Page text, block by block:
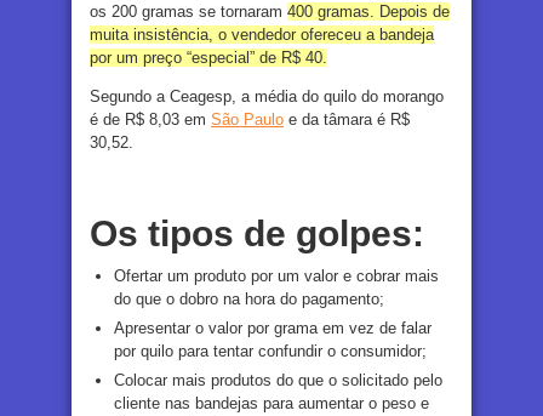
os 200 gramas se tornaram 400 gramas. Depois de
muita insistência, o vendedor ofereceu a bandeja
por um preço “especial” de R$ 40.
Segundo a Ceagesp, a média do quilo do morango
é de R$ 8,03 em São Paulo e da tâmara é R$
30,52.
Os tipos de golpes:
Ofertar um produto por um valor e cobrar mais
do que o dobro na hora do pagamento;
Apresentar o valor por grama em vez de falar
por quilo para tentar confundir o consumidor;
Colocar mais produtos do que o solicitado pelo
cliente nas bandejas para aumentar o peso e